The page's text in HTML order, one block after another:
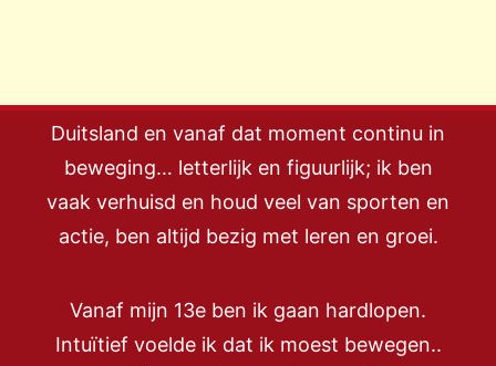
Duitsland en vanaf dat moment continu in
beweging… letterlijk en figuurlijk; ik ben
vaak verhuisd en houd veel van sporten en
actie, ben altijd bezig met leren en groei.
Vanaf mijn 13e ben ik gaan hardlopen.
Intuïtief voelde ik dat ik moest bewegen..